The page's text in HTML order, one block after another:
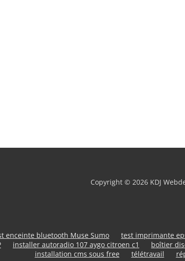
Copyright © 2026 KDJ
enceinte bluetooth Muse Sumo test imprimante
installer autoradio 107 aygo citroen c1 boîtier
installation cms sous free
télétravail